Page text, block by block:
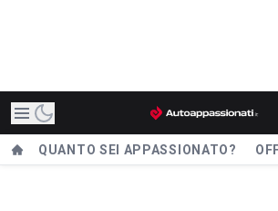
QUANTO SEI APPASSIONATO?